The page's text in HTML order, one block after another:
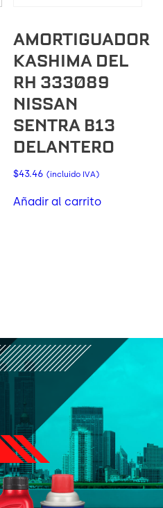
AMORTIGUADOR
KASHIMA DEL
RH 333089
NISSAN
SENTRA B13
DELANTERO
$43.46 (incluido IVA)
Añadir al carrito